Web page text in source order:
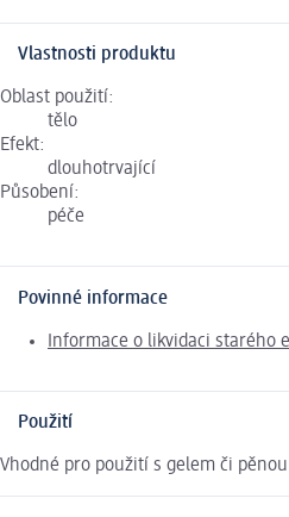
Vlastnosti produktu
Oblast použití:
tělo
Efekt:
dlouhotrvající
Působení:
péče
Povinné informace
Informace o likvidaci starého
Použití
Vhodné pro použití s gelem či